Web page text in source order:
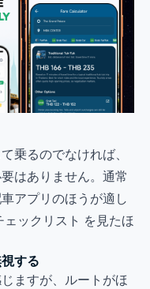
乗るのでなければ、
はありません。通常
アプリのほうが適し
ックリスト を見たほ
する
ますが、ルートがほ